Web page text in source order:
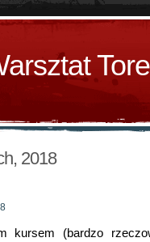
2018
kursem (bardzo